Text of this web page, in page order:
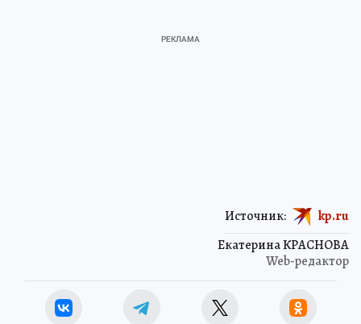
Екатерина КРАСНОВА
Web-редактор
Источник: kp.ru